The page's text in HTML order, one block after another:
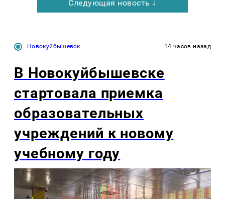
Следующая новость ↓
Новокуйбышевск 14 часов назад
В Новокуйбышевске
стартовала приемка
образовательных
учреждений к новому
учебному году